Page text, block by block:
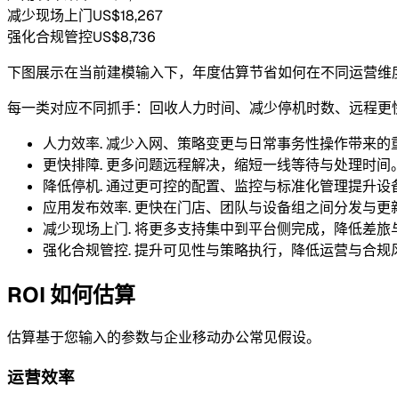
减少现场上门US$18,267
强化合规管控US$8,736
下图展示在当前建模输入下，年度估算节省如何在不同运营维
每一类对应不同抓手：回收人力时间、减少停机时数、远程
人力效率. 减少入网、策略变更与日常事务性操作带来的
更快排障. 更多问题远程解决，缩短一线等待与处理时间。
降低停机.通过更可控的配置、监控与标准化管理提升设
应用发布效率. 更快在门店、团队与设备组之间分发与更
减少现场上门.将更多支持集中到平台侧完成，降低差旅
强化合规管控.提升可见性与策略执行，降低运营与合规
ROI 如何估算
估算基于您输入的参数与企业移动办公常见假设。
运营效率